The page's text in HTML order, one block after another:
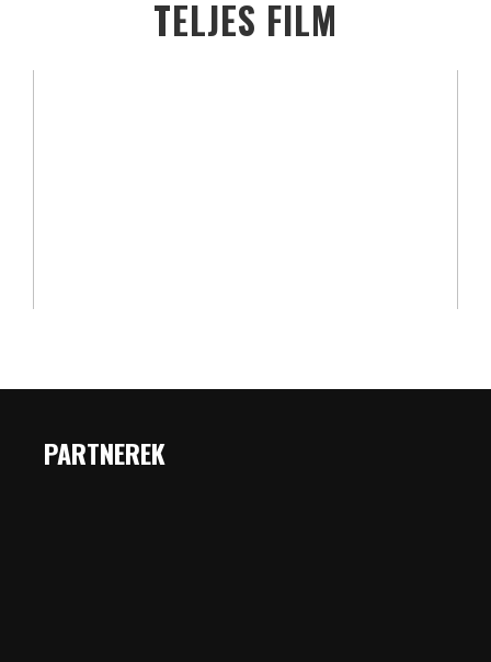
TELJES FILM
PARTNEREK